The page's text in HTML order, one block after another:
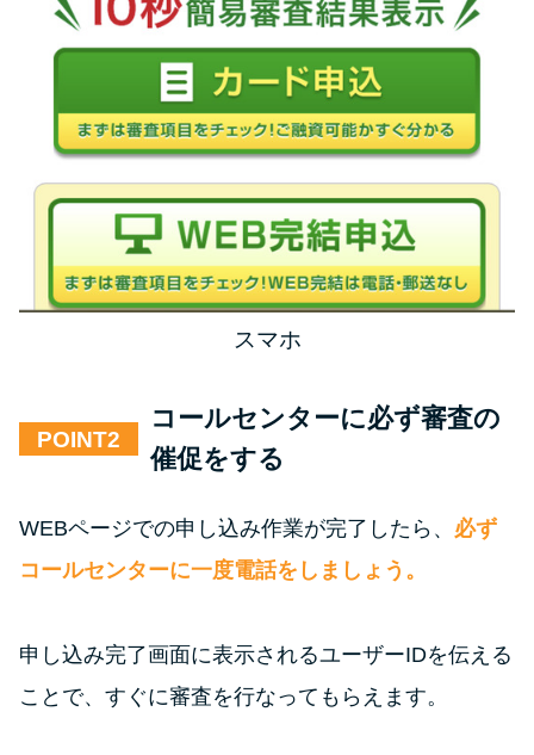
スマホ
POINT
コールセンターに必ず審査の
催促をする
WEBページでの申し込み作業が完了したら、 必ず
コールセンターに一度電話をしましょう。
申し込み完了画面に表示されるユーザーIDを伝える
ことで、すぐに審査を行なってもらえます。